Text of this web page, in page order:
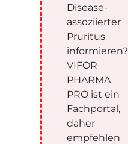
Disease-
assoziierter
Pruritus
informieren?
VIFOR
PHARMA
PRO ist ein
Fachportal,
daher
empfehlen